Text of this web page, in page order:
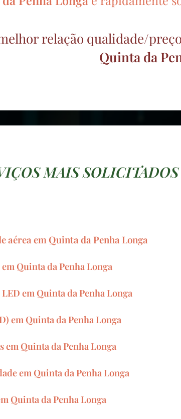
relação qualidade/
Quinta da
MAIS
aérea em Quinta da Penha Longa
Quinta da Penha Longa
em Quinta da Penha Longa
em Quinta da Penha Longa
em Quinta da Penha Longa
em Quinta da Penha Longa
Quinta da Penha Longa